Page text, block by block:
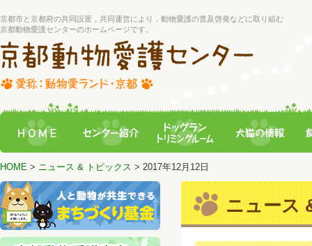
京都市と京都府の共同設置，共同運営により，動物愛護の普及啓発などに取り組む
京都動物愛護センターのホームページです。
HOME > ニュース & トピックス > 2017年12月12日
ニュース